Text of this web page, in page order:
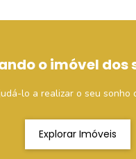
o imóvel dos
lo a realizar o seu sonho
Explorar Imóveis